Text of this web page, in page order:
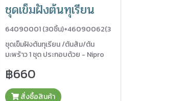
ชุดเข็มฝังต้นทุเรียน
64090001 (30ชิ้น)+46090062(3
0ชิ้น)
ชุดเข็มฝังต้นทุเรียน /ต้นส้ม/ต้น
มะพร้าว 1 ชุด ประกอบด้วย - Nipro
กล่อง = 30 ชิ้น (สินค้าเจาะให้แล้ว)
ฟรี ปลอกเข็ม 30 ชิ้น แบบคละสี
฿660
สั่งซื้อสินค้า